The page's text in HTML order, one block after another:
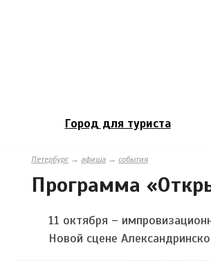
Город для туриста
Петербург→ афиша → события
Программа
11 октября –
Новой сцене